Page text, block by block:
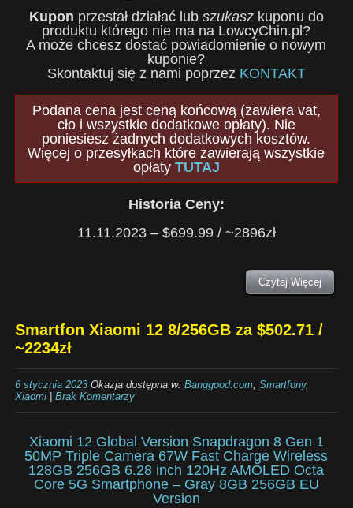
Kupon przestał działać lub szukaszkuponu do
produktu którego nie ma na LowcyChin.pl?
A może chcesz dostać powiadomienie o nowym
kuponie?
Skontaktuj się z nami poprzez KONTAKT
Podana cena jest ceną końcową (zawiera vat,
cło i wszystkie dodatkowe opłaty). Nie
poniesiesz żadnych dodatkowych kosztów.
Więcej o przesyłkach które zawierają wszystkie
opłaty TUTAJ
Historia Ceny:
11.11.2023 – $699.99 / ~2896zł
Czytaj Więcej
Smartfon Xiaomi 12 8/256GB za $502.71 /
~2234zł
6 stycznia 2023Okazja dostępna w: Banggood.com, Smartfony,
Xiaomi| Brak Komentarzy
Xiaomi 12 Global Version Snapdragon 8 Gen 1
50MP Triple Camera 67W Fast Charge Wireless
128GB 256GB 6.28 inch 120Hz AMOLED Octa
Core 5G Smartphone – Gray 8GB 256GB EU
Version